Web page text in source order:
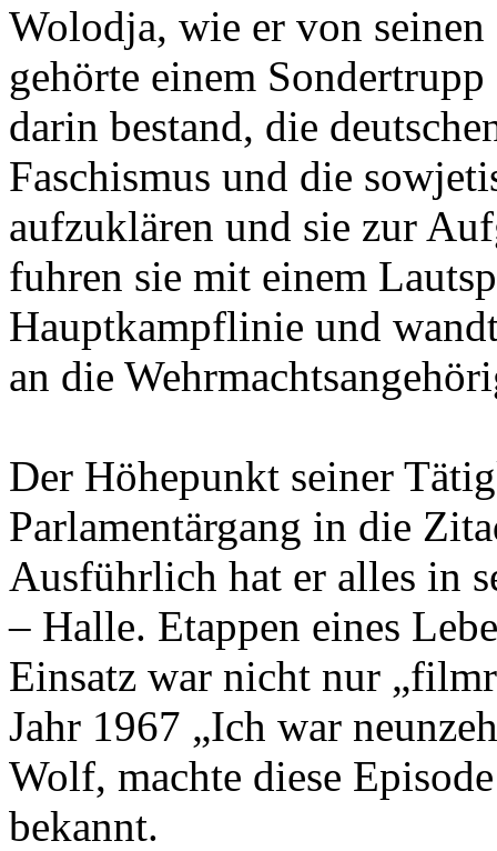
Wolodja, wie er von
gehörte einem
darin bestand, die
Faschismus und die
aufzuklären und sie zur
fuhren sie mit einem
Hauptkampflinie und
an die
Der Höhepunkt seiner
Parlamentärgang in die
Ausführlich hat er alles in
– Halle. Etappen eines
Einsatz war nicht nur
Jahr 1967 „Ich war
Wolf, machte diese
bekannt.